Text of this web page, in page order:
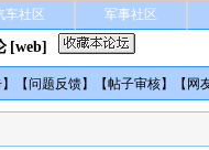
车社区 军事社区
[web]
】【问题反馈】【帖子审核】【 网